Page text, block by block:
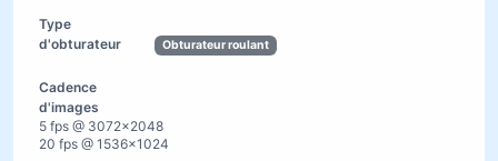
Obturateur roulant
5 fps @ 3072×2048
20 fps @ 1536×1024